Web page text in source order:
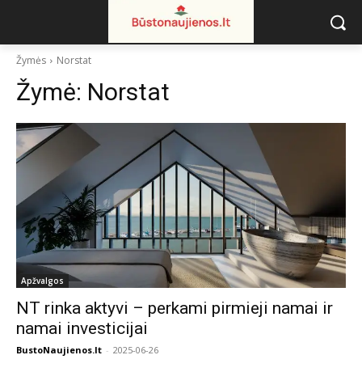
Žymės Norstat
Žymė: Norstat
Apžvalgos
NT rinka aktyvi – perkami pirmieji namai ir
namai investicijai
BustoNaujienos.lt - 2025-06-26